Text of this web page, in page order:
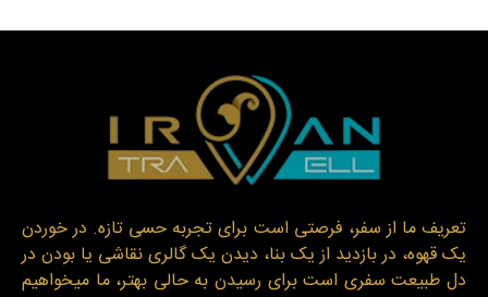
تعریف ما از سفر، فرصتی است برای تجربه حسی تازه. در خوردن
یک قهوه، در بازدید از یک بنا، دیدن یک گالری نقاشی یا بودن در
دل طبیعت سفری است برای رسیدن به حالی بهتر، ما میخواهیم